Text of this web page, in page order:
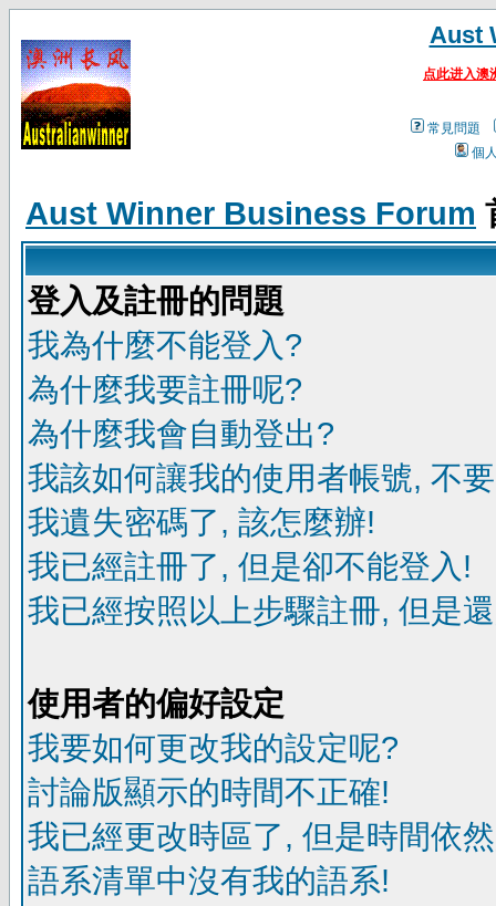
Aust
点此进入澳
常見問題
個
Aust Winner Business Forum
登入及註冊的問題
我為什麼不能登入?
為什麼我要註冊呢?
為什麼我會自動登出?
我該如何讓我的使用者帳號, 不
我遺失密碼了, 該怎麼辦!
我已經註冊了, 但是卻不能登入!
我已經按照以上步驟註冊, 但是
使用者的偏好設定
我要如何更改我的設定呢?
討論版顯示的時間不正確!
我已經更改時區了, 但是時間依
語系清單中沒有我的語系!